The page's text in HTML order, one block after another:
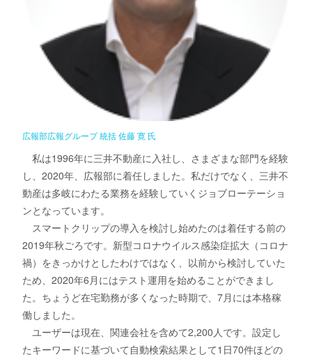
広報部広報グループ 統括 佐藤 寛 氏
私は1996年に三井不動産に入社し、さまざまな部門を経験
し、2020年、広報部に着任しました。私だけでなく、三井不
動産は多岐にわたる業務を経験していくジョブローテーショ
ンとなっています。
スマートクリップの導入を検討し始めたのは着任する前の
2019年秋ごろです。新型コロナウイルス感染症拡大（コロナ
禍）をきっかけとしたわけではなく、以前から検討していた
ため、2020年6月にはテスト運用を始めることができまし
た。ちょうど在宅勤務が多くなった時期で、7月には本格稼
働しました。
ユーザーは現在、関連会社を含めて2,200人です。設定し
たキーワードに基づいて自動検索結果として1日70件ほどの